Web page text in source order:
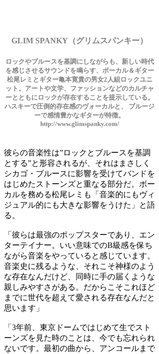
GLIM SPANKY（グリムスパンキー）
ロックやブルースを基調にしながらも、新しい時代
を感じさせるサウンドを鳴らす、ボーカル＆ギター
松尾レミとギター亀本寛貴の男女2人組ロックユニ
ット。アートや文学、ファッションなどのカルチャ
ーとともにロックが存在することを提示している。
ハスキーで圧倒的存在感のヴォーカルと、 ブルージ
ーで感情豊かなギターが特徴。
http://www.glimspanky.com/
彼らの音楽性は”ロックとブルースを基調
とする”と形容されるが、それはまさしく
シカゴ・ブルースに影響を受けてバンドを
はじめたストーンズと重なる部分だ。ボー
カルを務める松尾レミも「音楽的にもヴィ
ジュアル的にも大きな影響をうけた」と語
る。
「彼らは最強のポップスターであり、エン
ターテイナー。いい意味でのB級感を保ち
ながら音楽をやっていると感じています。
音楽史に残るような、それこそ神様のよう
な存在なんだけど、同時に手の届くような
親しみやすさがある。だからこそこれほど
までに世代を超えて愛される存在なんだと
思います」
「3年前、東京ドームではじめて生でスト
ーンズを見た時のことは、今でも忘れられ
ないです。最初の曲から、アンコールまで